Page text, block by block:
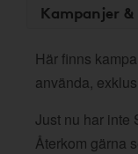
Kampanjer
Här finns
använda,
Just nu har inte
Återkom gärna